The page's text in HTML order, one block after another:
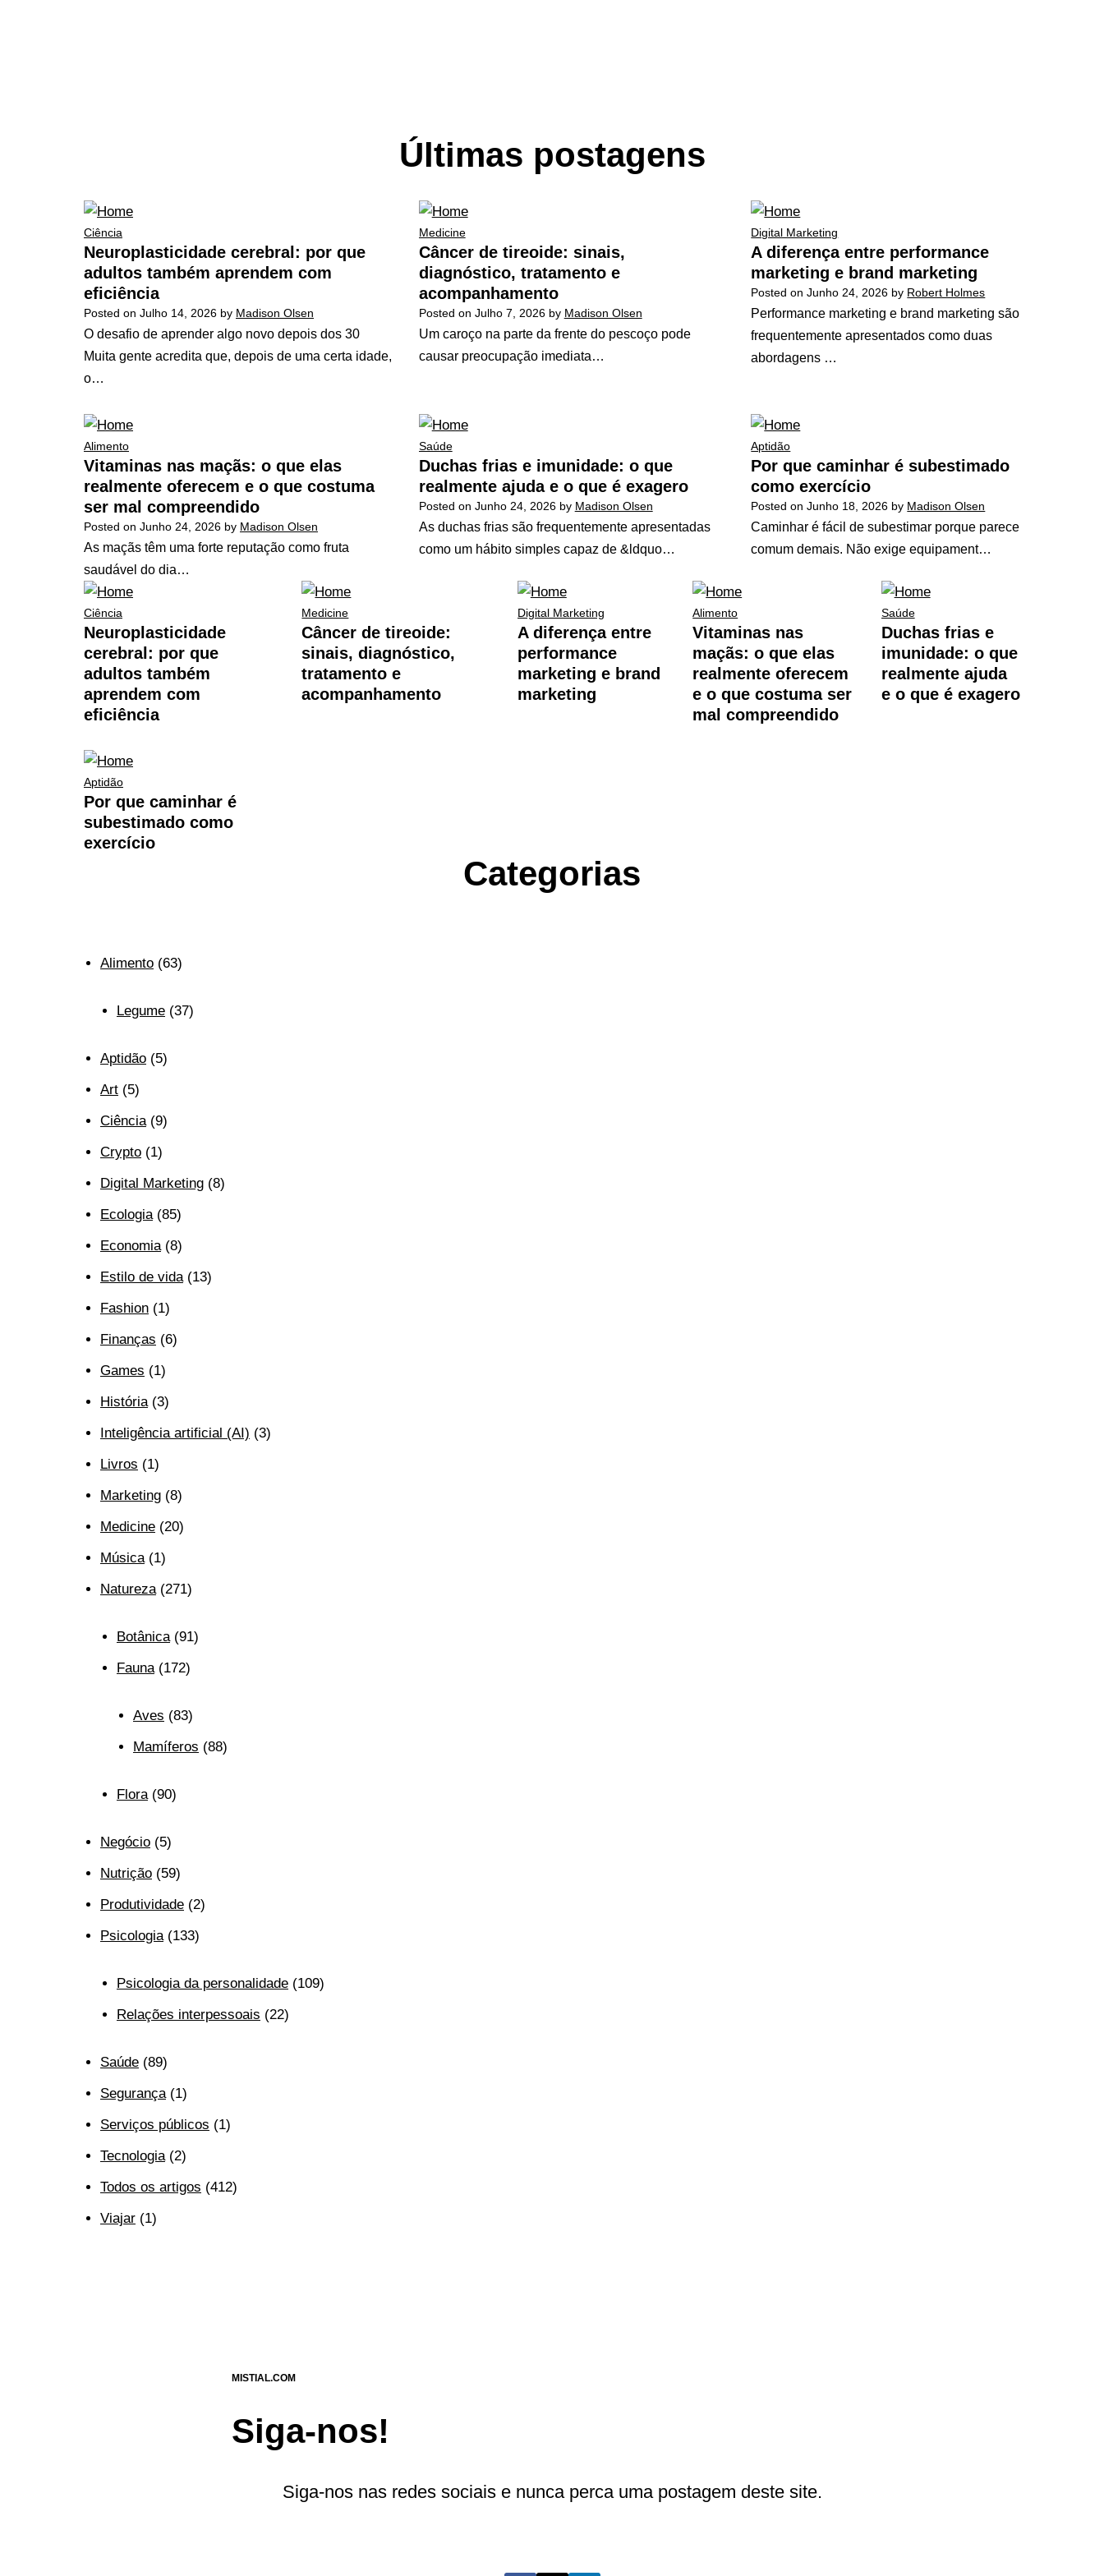
Últimas postagens
Ciência
Neuroplasticidade cerebral: por que
adultos também aprendem com
eficiência
Posted on Julho 14, 2026 by Madison Olsen
O desafio de aprender algo novo depois dos 30
Muita gente acredita que, depois de uma certa idade,
o…
Medicine
Câncer de tireoide: sinais,
diagnóstico, tratamento e
acompanhamento
Posted on Julho 7, 2026by Madison Olsen
Um caroço na parte da frente do pescoço pode
causar preocupação imediata…
Digital Marketing
A diferença entre performance
marketing e brand marketing
Posted onJunho 24, 2026 by Robert Holmes
Performance marketing e brand marketing são
frequentemente apresentados como duas
abordagens …
Alimento
Vitaminas nas maçãs: o que elas
realmente oferecem e o que costuma
ser mal compreendido
Posted on Junho 24, 2026 by Madison Olsen
As maçãs têm uma forte reputação como fruta
saudável do dia…
Saúde
Duchas frias e imunidade: o que
realmente ajuda e o que é exagero
Posted on Junho 24, 2026by Madison Olsen
As duchas frias são frequentemente apresentadas
como um hábito simples capaz de &ldquo…
Aptidão
Por que caminhar é subestimado
como exercício
Posted onJunho 18, 2026 by Madison Olsen
Caminhar é fácil de subestimar porque parece
comum demais. Não exige equipament…
Ciência
Neuroplasticidade
cerebral: por que
adultos também
aprendem com
eficiência
Medicine
Câncer de tireoide:
sinais, diagnóstico,
tratamento e
acompanhamento
Digital Marketing
A diferença entre
performance
marketing e brand
marketing
Alimento
Vitaminas nas
maçãs: o que elas
realmente oferecem
e o que costuma ser
mal compreendido
Saúde
Duchas frias e
imunidade: o que
realmente ajuda
e o que é exagero
Aptidão
Por que caminhar é
subestimado como
exercício
Categorias
Alimento (63)
Legume (37)
Aptidão (5)
Art (5)
Ciência(9)
Crypto (1)
Digital Marketing (8)
Ecologia(85)
Economia(8)
Estilo de vida(13)
Fashion (1)
Finanças (6)
Games (1)
História(3)
Inteligência artificial (AI) (3)
Livros (1)
Marketing (8)
Medicine (20)
Música(1)
Natureza(271)
Botânica(91)
Fauna(172)
Aves (83)
Mamíferos (88)
Flora(90)
Negócio (5)
Nutrição (59)
Produtividade (2)
Psicologia(133)
Psicologia da personalidade (109)
Relações interpessoais (22)
Saúde (89)
Segurança(1)
Serviços públicos (1)
Tecnologia(2)
Todos os artigos (412)
Viajar (1)
MISTIAL.COM
Siga-nos!
Siga-nos nas redes sociais e nunca perca uma postagem deste site.